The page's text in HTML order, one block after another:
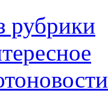
рубрики